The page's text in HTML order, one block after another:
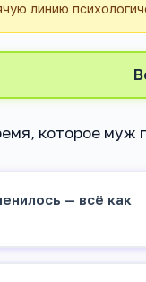
линию
которое муж
— всё как